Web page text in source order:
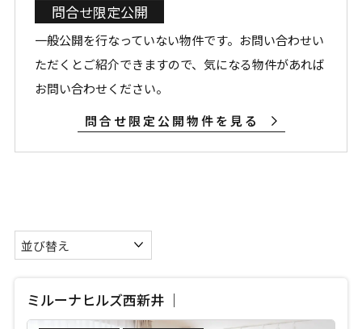
問合せ限定公開
一般公開を行なっていない物件です。お問い合わせい
ただくとご紹介できますので、気になる物件があれば
お問い合わせください。
問合せ限定公開物件を見る
ミルーナヒルズ西新井 ｜